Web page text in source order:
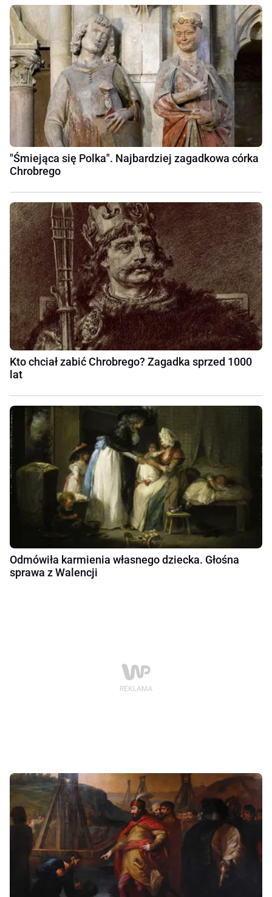
"Śmiejąca się Polka". Najbardziej zagadkowa córka
Chrobrego
Kto chciał zabić Chrobrego? Zagadka sprzed 1000
lat
Odmówiła karmienia własnego dziecka. Głośna
sprawa z Walencji